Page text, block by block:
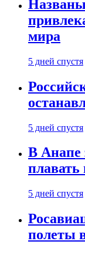
мира
5 дней спустя
5 дней спустя
В Анапе
плавать
5 дней спустя
полеты